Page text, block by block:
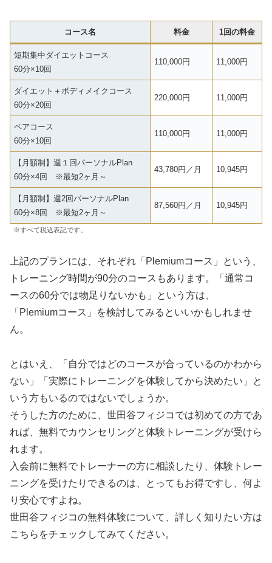
コース名 料金 1回の料金
短期集中ダイエットコース
60分×10回
110,000円 11,000円
ダイエット＋ボディメイクコース
60分×20回
220,000円 11,000円
ペアコース
60分×10回
110,000円 11,000円
【月額制】週１回パーソナルPlan
60分×4回 ※最短2ヶ月～
43,780円／月 10,945円
【月額制】週2回パーソナルPlan
60分×8回 ※最短2ヶ月～
87,560円／月 10,945円
※すべて税込表記です。
上記のプランには、それぞれ「Plemiumコース」という、
トレーニング時間が90分のコースもあります。「通常コ
ースの60分では物足りないかも」という方は、
「Plemiumコース」を検討してみるといいかもしれませ
ん。
とはいえ、「自分ではどのコースが合っているのかわから
ない」「実際にトレーニングを体験してから決めたい」と
いう方もいるのではないでしょうか。
そうした方のために、世田谷フィジコでは初めての方であ
れば、無料でカウンセリングと体験トレーニングが受けら
れます。
入会前に無料でトレーナーの方に相談したり、体験トレー
ニングを受けたりできるのは、とってもお得ですし、何よ
り安心ですよね。
世田谷フィジコの無料体験について、詳しく知りたい方は
こちらをチェックしてみてください。